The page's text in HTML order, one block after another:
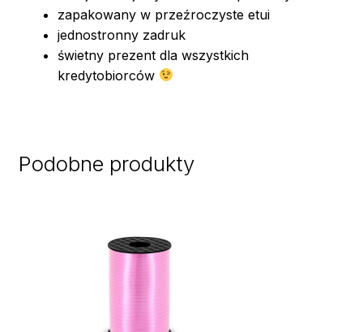
zapakowany w przeźroczyste etui
jednostronny zadruk
świetny prezent dla wszystkich
kredytobiorców
Podobne produkty